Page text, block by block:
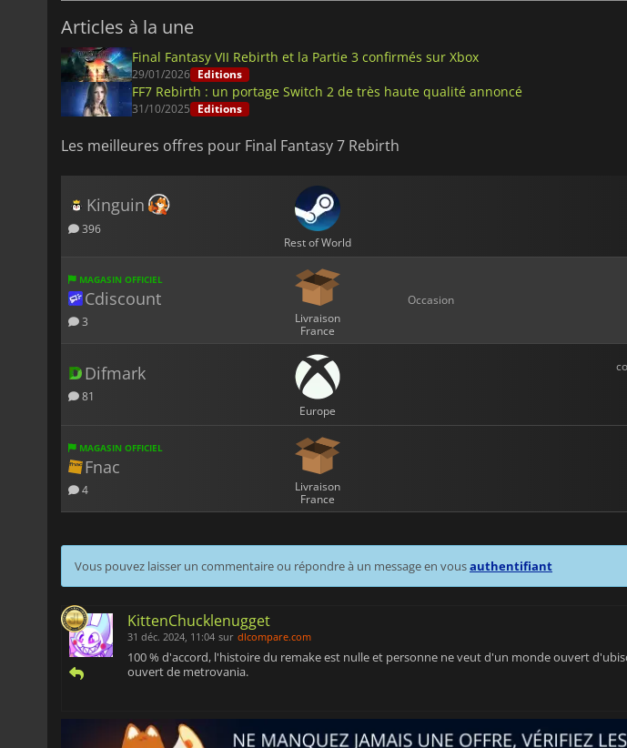
Articles à la une
Final Fantasy VII Rebirth et la Partie 3 confirmés sur Xbox
29/01/2026 Editions
FF7 Rebirth : un portage Switch 2 de très haute qualité annoncé
31/10/2025 Editions
Les meilleures offres pour Final Fantasy 7 Rebirth
Kinguin
396
Rest of World
MAGASIN OFFICIEL
Cdiscount
3
Livraison
France
Occasion
Difmark
81
Europe
MAGASIN OFFICIEL
Fnac
4
Livraison
France
Vous pouvez laisser un commentaire ou répondre à un message en vousauthentifiant
KittenChucklenugget
31 déc. 2024, 11:04 sur dlcompare.com
100 % d'accord, l'histoire du remake est nulle et personne ne veut d'un monde ouvert
ouvert de metrovania.